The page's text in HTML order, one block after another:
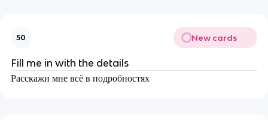
50 New cards
Fill me in with the details
Расскажи мне всё в подробностях